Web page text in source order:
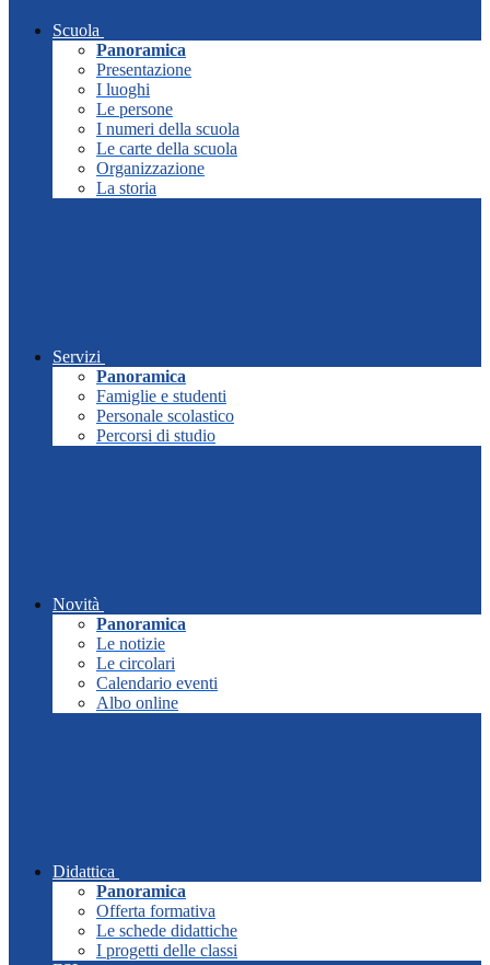
Scuola
Panoramica
Presentazione
I luoghi
Le persone
I numeri della scuola
Le carte della scuola
Organizzazione
La storia
Servizi
Panoramica
Famiglie e studenti
Personale scolastico
Percorsi di studio
Novità
Panoramica
Le notizie
Le circolari
Calendario eventi
Albo online
Didattica
Panoramica
Offerta formativa
Le schede didattiche
I progetti delle classi